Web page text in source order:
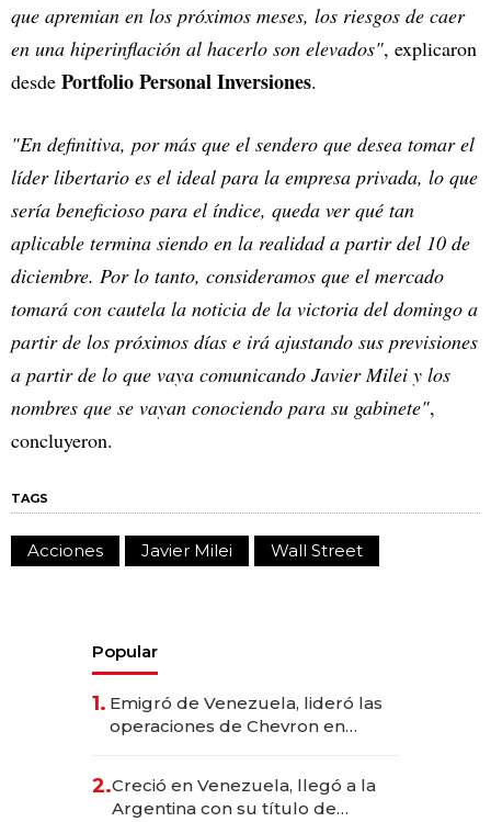
que apremian en los próximos meses, los riesgos de caer
en una hiperinflación al hacerlo son elevados", explicaron
desde Portfolio Personal Inversiones.
"En definitiva, por más que el sendero que desea tomar el
líder libertario es el ideal para la empresa privada, lo que
sería beneficioso para el índice, queda ver qué tan
aplicable termina siendo en la realidad a partir del 10 de
diciembre. Por lo tanto, consideramos que el mercado
tomará con cautela la noticia de la victoria del domingo a
partir de los próximos días e irá ajustando sus previsiones
a partir de lo que vaya comunicando Javier Milei y los
nombres que se vayan conociendo para su gabinete",
concluyeron.
TAGS
Acciones Javier Milei Wall Street
Popular
1. Emigró de Venezuela, lideró las
operaciones de Chevron en
2.Creció en Venezuela, llegó a la
Argentina con su título de